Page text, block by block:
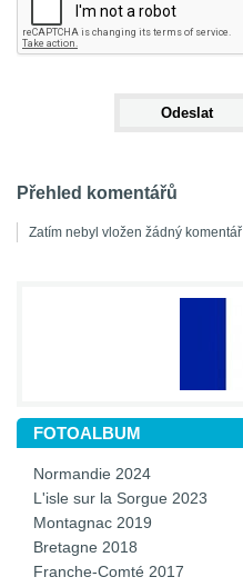
Přehled komentářů
Zatím nebyl vložen žádný komentář
FOTOALBUM
Normandie 2024
L'isle sur la Sorgue 2023
Montagnac 2019
Bretagne 2018
Franche-Comté 2017